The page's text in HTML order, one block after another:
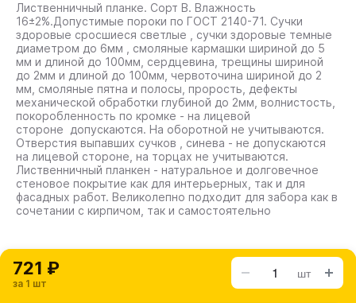
Лиственничный планке. Сорт В. Влажность
16±2%.Допустимые пороки по ГОСТ 2140-71. Сучки
здоровые сросшиеся светлые , сучки здоровые темные
диаметром до 6мм , смоляные кармашки шириной до 5
мм и длиной до 100мм, сердцевина, трещины шириной
до 2мм и длиной до 100мм, червоточина шириной до 2
мм, смоляные пятна и полосы, прорость, дефекты
механической обработки глубиной до 2мм, волнистость,
покоробленность по кромке - на лицевой
стороне допускаются. На оборотной не учитываются.
Отверстия выпавших сучков , синева - не допускаются
на лицевой стороне, на торцах не учитываются.
Лиственничный планкен - натуральное и долговечное
стеновое покрытие как для интерьерных, так и для
фасадных работ. Великолепно подходит для забора как в
сочетании с кирпичом, так и самостоятельно
721 ₽
за 1 шт
шт